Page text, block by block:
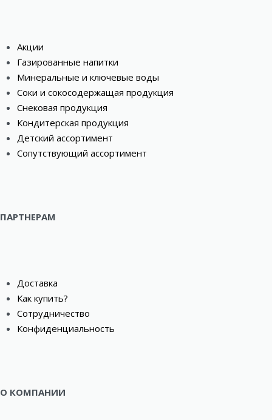
Акции
Газированные напитки
Минеральные и ключевые воды
Соки и сокосодержащая продукция
Снековая продукция
Кондитерская продукция
Детский ассортимент
Сопутствующий ассортимент
ПАРТНЕРАМ
Доставка
Как купить?
Сотрудничество
Конфиденциальность
О КОМПАНИИ